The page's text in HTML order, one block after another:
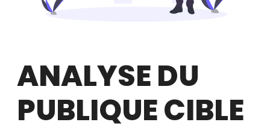
ANALYSE DU
PUBLIQUE CIBLE